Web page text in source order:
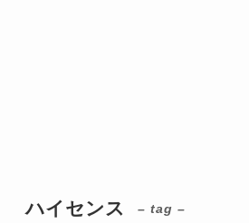
ハイセンス – tag –